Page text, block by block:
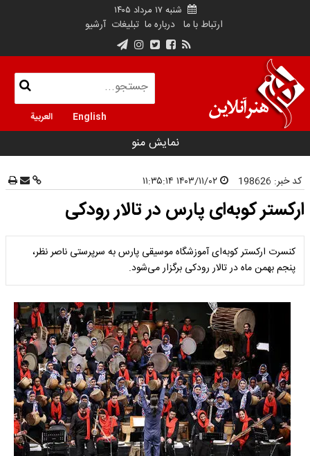
شنبه ۱۷ مرداد ۱۴۰۵
ارتباط با ما درباره ما تبلیغات آرشیو
English العربية
نمایش منو
کد خبر: 198626
ارکستر کوبه‌ای پارس در تالار رودکی
کنسرت ارکستر کوبه‌ای آموزشگاه موسیقی پارس به سرپرستی ناصر نظر،
پنجم بهمن ماه در تالار رودکی برگزار می‌شود.